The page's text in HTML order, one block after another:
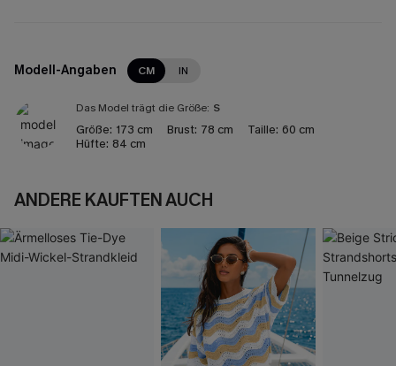
Modell-Angaben CM IN
Das Model trägt die Größe: S
Größe: 173 cm Brust: 78 cm Taille: 60 cm
Hüfte: 84 cm
ANDERE KAUFTEN AUCH